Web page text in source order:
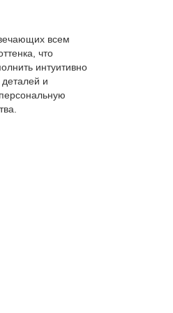
всем
что
интуитивно
и